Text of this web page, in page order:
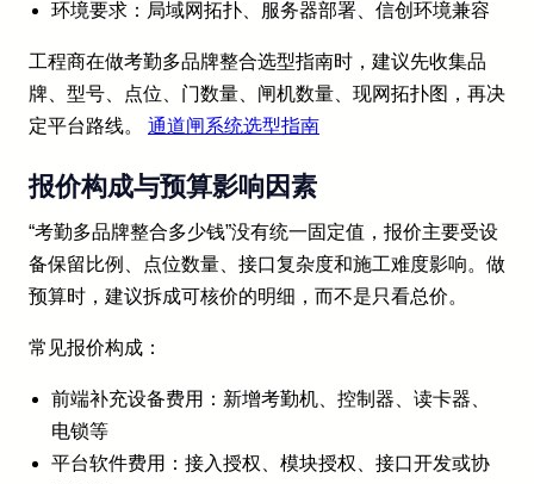
环境要求：局域网拓扑、服务器部署、信创环境兼容
工程商在做考勤多品牌整合选型指南时，建议先收集品
牌、型号、点位、门数量、闸机数量、现网拓扑图，再决
定平台路线。 通道闸系统选型指南
报价构成与预算影响因素
“考勤多品牌整合多少钱”没有统一固定值，报价主要受设
备保留比例、点位数量、接口复杂度和施工难度影响。做
预算时，建议拆成可核价的明细，而不是只看总价。
常见报价构成：
前端补充设备费用：新增考勤机、控制器、读卡器、
电锁等
平台软件费用：接入授权、模块授权、接口开发或协